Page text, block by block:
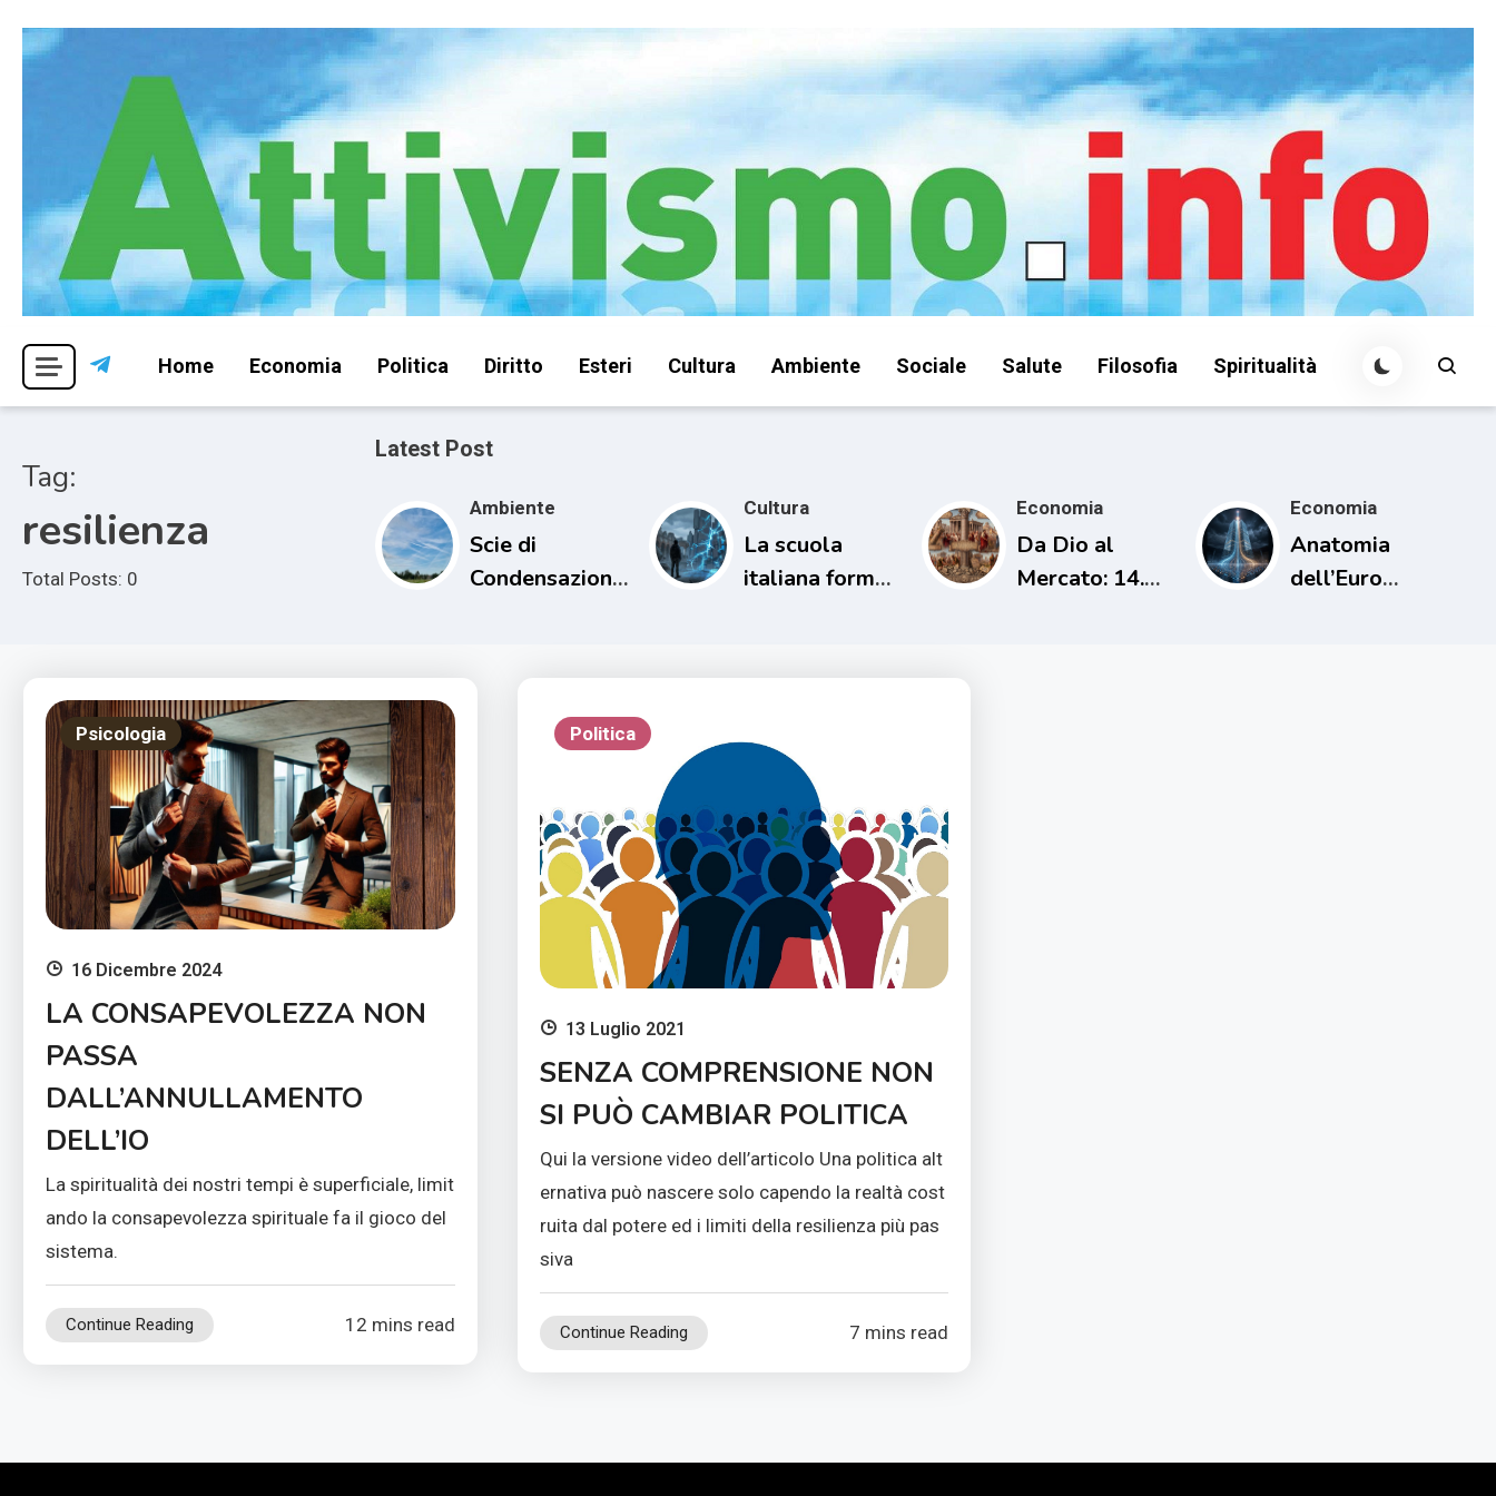
Attivismo.info
Home Economia Politica Diritto Esteri Cultura Ambiente Sociale Salute Filosofia Spiritualità
Tag:
resilienza
Total Posts: 0
Latest Post
Ambiente
Scie di
Condensazione
Cultura
La scuola
italiana forma
comprendere il
Economia
Da Dio al
Mercato: 14.
Economia
Anatomia
dell’Euro
Psicologia
16 Dicembre 2024
LA CONSAPEVOLEZZA NON
PASSA
DALL’ANNULLAMENTO
DELL’IO
La spiritualità dei nostri tempi è superficiale, limit
ando la consapevolezza spirituale fa il gioco del
sistema.
Continue Reading 12 mins read
Politica
13 Luglio 2021
SENZA COMPRENSIONE NON
SI PUÒ CAMBIAR POLITICA
Qui la versione video dell’articolo Una politica alt
ernativa può nascere solo capendo la realtà cost
ruita dal potere ed i limiti della resilienza più pas
siva
Continue Reading 7 mins read